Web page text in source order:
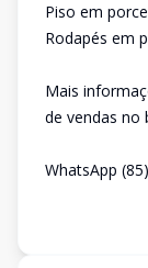
Piso em
Rodapés em
Mais
de vendas no
WhatsApp